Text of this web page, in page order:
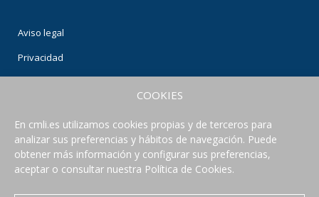
COOKIES
En cmli.es utilizamos cookies propias y de terceros para
analizar sus preferencias y hábitos de navegación. Puede
obtener más información y configurar sus preferencias,
aceptar o consultar nuestra Política de Cookies.
Aviso legal
Privacidad
CONECTA CON NOSOTROS